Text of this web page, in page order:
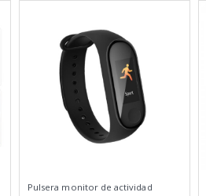
Pulsera monitor de actividad